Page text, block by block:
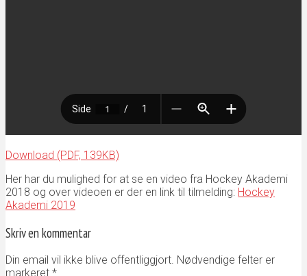
Download (PDF, 139KB)
Her har du mulighed for at se en video fra Hockey Akademi
2018 og over videoen er der en link til tilmelding: Hockey
Akademi 2019
Skriv en kommentar
Din email vil ikke blive offentliggjort. Nødvendige felter er
markeret *